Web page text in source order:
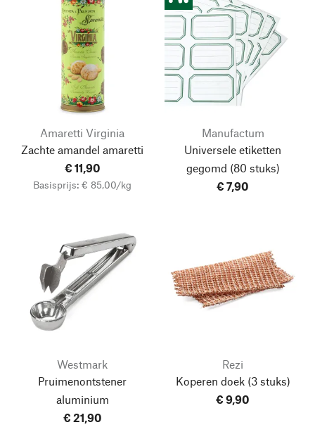
Amaretti Virginia
Zachte amandel amaretti
€ 11,90
Basisprijs: € 85,00/kg
Manufactum
Universele etiketten
gegomd (80 stuks)
€ 7,90
Westmark
Pruimenontstener
aluminium
€ 21,90
Rezi
Koperen doek(3 stuks)
€ 9,90